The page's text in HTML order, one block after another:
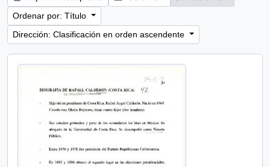
Ordenar por: Título
Dirección: Clasificación en orden ascendente